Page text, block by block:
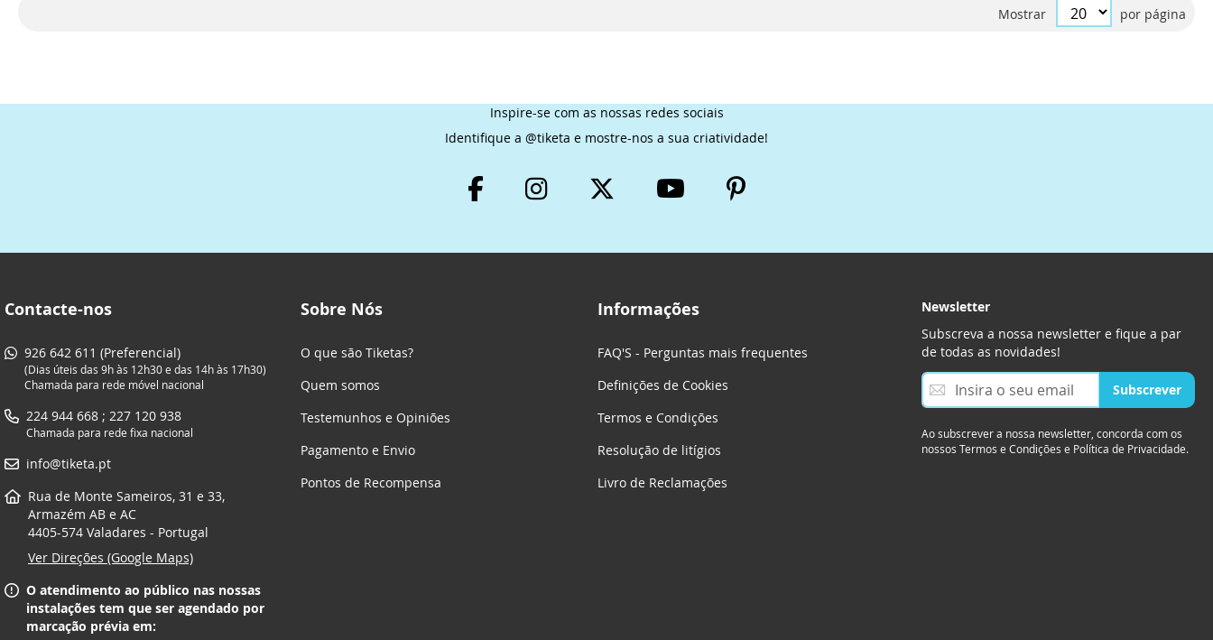
Mostrar por página
Inspire-se com as nossas redes sociais
Identifique a @tiketa e mostre-nos a sua criatividade!
Contacte-nos
926 642 611 (Preferencial)
(Dias úteis das 9h às 12h30 e das 14h às 17h30)
Chamada para rede móvel nacional
224 944 668 ; 227 120 938
Chamada para rede fixa nacional
info@tiketa.pt
Rua de Monte Sameiros, 31 e 33,
Armazém AB e AC
4405-574 Valadares - Portugal
Ver Direções (Google Maps)
O atendimento ao público nas nossas
instalações tem que ser agendado por
marcação prévia em:
Sobre Nós
O que são Tiketas?
Quem somos
Testemunhos e Opiniões
Pagamento e Envio
Pontos de Recompensa
Informações
FAQ'S - Perguntas mais frequentes
Definições de Cookies
Termos e Condições
Resolução de litígios
Livro de Reclamações
Newsletter
Subscreva a nossa newsletter e fique a par
de todas as novidades!
S
s
c
Subscrever
Ao subscrever a nossa newsletter, concorda com os
nossos Termos e Condições e Política de Privacidade.